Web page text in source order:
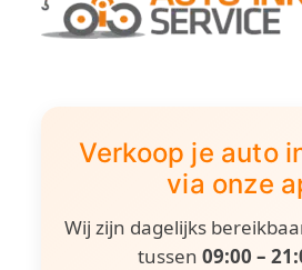
Verkoop je auto
via onze
Wij zijn dagelijks
tussen 09:00 –